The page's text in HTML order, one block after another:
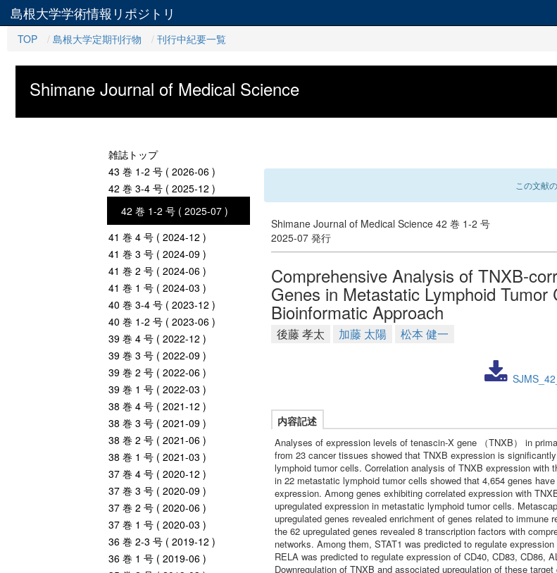
島根大学学術情報リポジトリ
TOP
島根大学定期刊行物 刊行中紀要一覧
Shimane Journal of Medical Science
雑誌トップ
43 巻 1-2 号 ( 2026-06 )
42 巻 3-4 号 ( 2025-12 )
42 巻 1-2 号 ( 2025-07 )
41 巻 4 号 ( 2024-12 )
41 巻 3 号 ( 2024-09 )
41 巻 2 号 ( 2024-06 )
41 巻 1 号 ( 2024-03 )
40 巻 3-4 号 ( 2023-12 )
40 巻 1-2 号 ( 2023-06 )
39 巻 4 号 ( 2022-12 )
39 巻 3 号 ( 2022-09 )
39 巻 2 号 ( 2022-06 )
39 巻 1 号 ( 2022-03 )
38 巻 4 号 ( 2021-12 )
38 巻 3 号 ( 2021-09 )
38 巻 2 号 ( 2021-06 )
38 巻 1 号 ( 2021-03 )
37 巻 4 号 ( 2020-12 )
37 巻 3 号 ( 2020-09 )
37 巻 2 号 ( 2020-06 )
37 巻 1 号 ( 2020-03 )
36 巻 2-3 号 ( 2019-12 )
36 巻 1 号 ( 2019-06 )
この文献
Shimane Journal of Medical Science 42 巻 1-2 号
2025-07 発行
Comprehensive Analysis of TNXB-
Genes in Metastatic Lymphoid Tumor
Bioinformatic Approach
後藤 孝太 加藤 太陽 松本 健一
内容記述
Analyses of expression levels of tenascin-X gene （TNXB） in
from 23 cancer tissues showed that TNXB expression is
lymphoid tumor cells. Correlation analysis of TNXB expression with
in 22 metastatic lymphoid tumor cells showed that 4,654 genes
expression. Among genes exhibiting correlated expression with
upregulated expression in metastatic lymphoid tumor cells.
upregulated genes revealed enrichment of genes related to immune
the 62 upregulated genes revealed 8 transcription factors with
networks. Among them, STAT1 was predicted to regulate
RELA was predicted to regulate expression of CD40, CD83, CD86,
Downregulation of TNXB and associated upregulation of these